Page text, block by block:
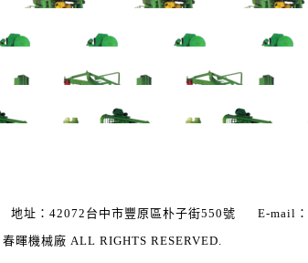
地址： 42072 台中市豐原區朴子街550號 E-mail：
春暉機械廠 ALL RIGHTS RESERVED.